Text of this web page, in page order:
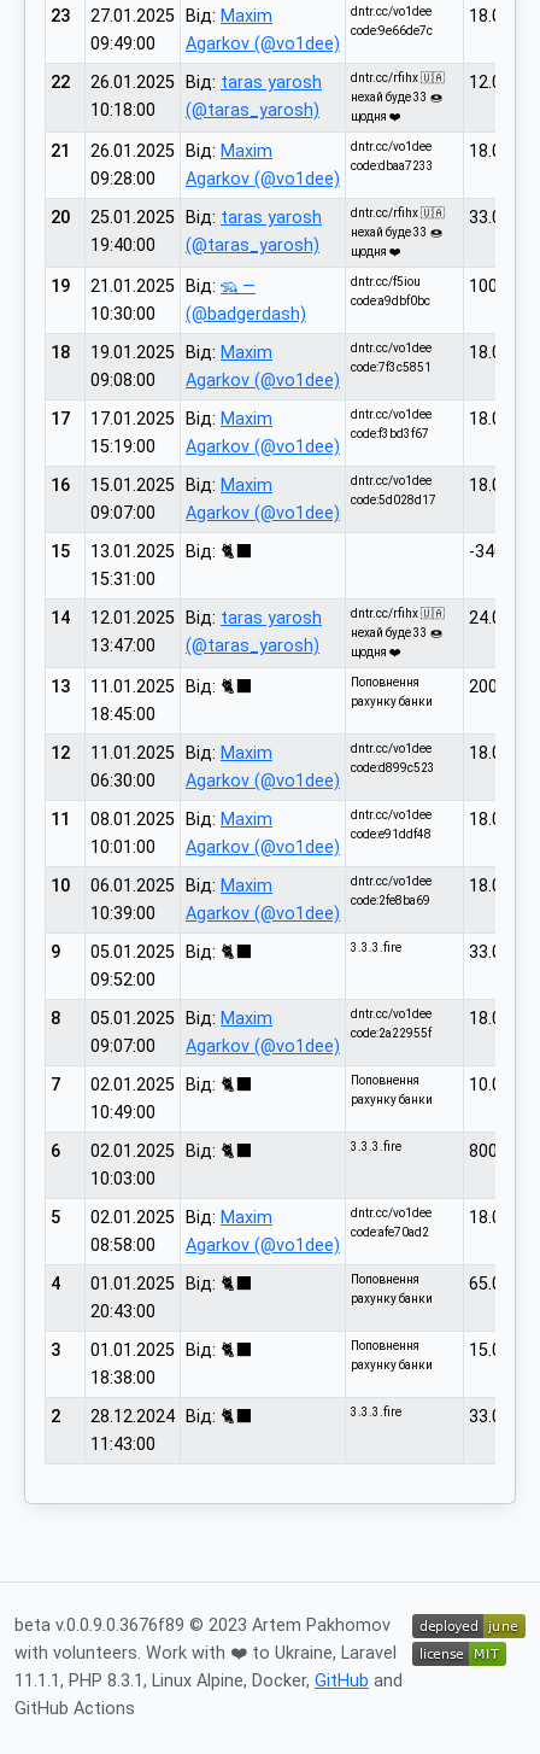
23
27.01.2025
09:49:00
Від: Maxim
Agarkov (@vo1dee)
dntr.cc/vo1dee
code:9e66de7c
18.00
22
26.01.2025
10:18:00
Від: taras yarosh
(@taras_yarosh)
dntr.cc/rfihx 🇺🇦
нехай буде 33 🍩
щодня ❤️
12.00
21
26.01.2025
09:28:00
Від: Maxim
Agarkov (@vo1dee)
dntr.cc/vo1dee
code:dbaa7233
18.00
20
25.01.2025
19:40:00
Від: taras yarosh
(@taras_yarosh)
dntr.cc/rfihx 🇺🇦
нехай буде 33 🍩
щодня ❤️
33.00
19
21.01.2025
10:30:00
Від: 🦡 —
(@badgerdash)
dntr.cc/f5iou
code:a9dbf0bc
100.00
18
19.01.2025
09:08:00
Від: Maxim
Agarkov (@vo1dee)
dntr.cc/vo1dee
code:7f3c5851
18.00
17
17.01.2025
15:19:00
Від: Maxim
Agarkov (@vo1dee)
dntr.cc/vo1dee
code:f3bd3f67
18.00
16
15.01.2025
09:07:00
Від: Maxim
Agarkov (@vo1dee)
dntr.cc/vo1dee
code:5d028d17
18.00
15
13.01.2025
15:31:00
Від: 🐈‍⬛ -3400.00
14
12.01.2025
13:47:00
Від: taras yarosh
(@taras_yarosh)
dntr.cc/rfihx 🇺🇦
нехай буде 33 🍩
щодня ❤️
24.00
13
11.01.2025
18:45:00
Від: 🐈‍⬛
Поповнення
рахунку банки
2000.00
12
11.01.2025
06:30:00
Від: Maxim
Agarkov (@vo1dee)
dntr.cc/vo1dee
code:d899c523
18.00
11
08.01.2025
10:01:00
Від: Maxim
Agarkov (@vo1dee)
dntr.cc/vo1dee
code:e91ddf48
18.00
10
06.01.2025
10:39:00
Від: Maxim
Agarkov (@vo1dee)
dntr.cc/vo1dee
code:2fe8ba69
18.00
9
05.01.2025
09:52:00
Від: 🐈‍⬛ 3.3.3.fire 33.00
8
05.01.2025
09:07:00
Від: Maxim
Agarkov (@vo1dee)
dntr.cc/vo1dee
code:2a22955f
18.00
7
02.01.2025
10:49:00
Від: 🐈‍⬛
Поповнення
рахунку банки
10.00
6
02.01.2025
10:03:00
Від: 🐈‍⬛ 3.3.3.fire 800.00
5
02.01.2025
08:58:00
Від: Maxim
Agarkov (@vo1dee)
dntr.cc/vo1dee
code:afe70ad2
18.00
4
01.01.2025
20:43:00
Від: 🐈‍⬛
Поповнення
рахунку банки
65.00
3
01.01.2025
18:38:00
Від: 🐈‍⬛
Поповнення
рахунку банки
15.00
2
28.12.2024
11:43:00
Від: 🐈‍⬛ 3.3.3.fire 33.00
beta v.0.0.9.0.3676f89 © 2023 Artem Pakhomov
with volunteers. Work with ❤️ to Ukraine, Laravel
11.1.1, PHP 8.3.1, Linux Alpine, Docker, GitHub and
GitHub Actions